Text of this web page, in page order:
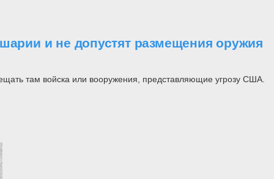
и не допустят размещения оружия
там войска или вооружения, представляющие угрозу США.